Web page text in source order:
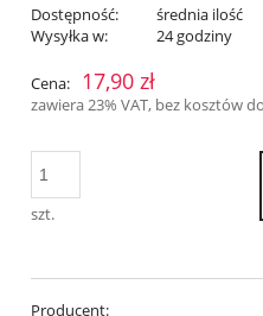
Dostępność:
średnia ilość
Wysyłka w:
24 godziny
Cena: 17,90 zł
zawiera 23% VAT, bez kosztów
szt.
Producent: